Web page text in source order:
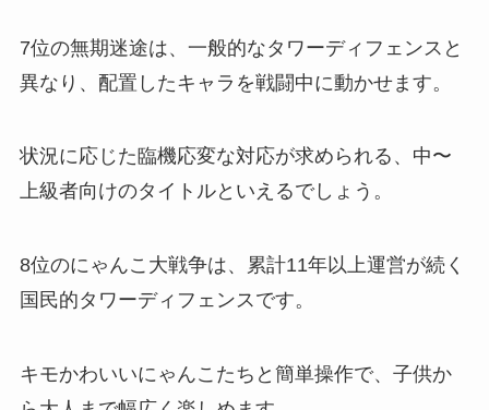
7位の無期迷途は、一般的なタワーディフェンスと
異なり、配置したキャラを戦闘中に動かせます。
状況に応じた臨機応変な対応が求められる、中〜
上級者向けのタイトルといえるでしょう。
8位のにゃんこ大戦争は、累計11年以上運営が続く
国民的タワーディフェンスです。
キモかわいいにゃんこたちと簡単操作で、子供か